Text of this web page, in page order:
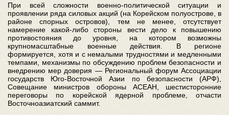
При всей сложности военно-политической ситуации и
проявлении ряда силовых акций (на Корейском полуострове, в
районе спорных островов), тем не менее, отсутствует
намерение какой-либо стороны вести дело к повышению
противостояния до уровня, на котором возможны
крупномасштабные военные действия. В регионе
формируется, хотя и с немалыми трудностями и медленными
темпами, механизмы по обсуждению проблем безопасности и
внедрению мер доверия — Региональный форум Ассоциации
государств Юго-Восточной Азии по безопасности (АРФ),
Совещание министров обороны АСЕАН, шестисторонние
переговоры по корейской ядерной проблеме, отчасти
Восточноазиатский саммит.